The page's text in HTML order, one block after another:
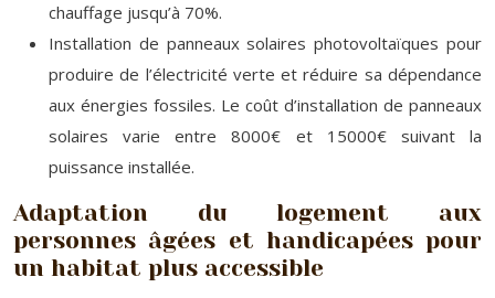
chauffage jusqu’à 70%.
Installation de panneaux solaires photovoltaïques pour
produire de l’électricité verte et réduire sa dépendance
aux énergies fossiles. Le coût d’installation de panneaux
solaires varie entre 8000€ et 15000€ suivant la
puissance installée.
Adaptation du logement aux
personnes âgées et handicapées pour
un habitat plus accessible